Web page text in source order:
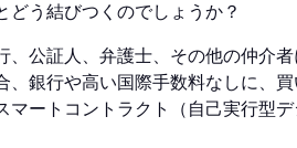
どう結びつくのでしょうか？
公証人、弁護士、その他の仲介
、銀行や高い国際手数料なしに、
マートコントラクト（自己実行型